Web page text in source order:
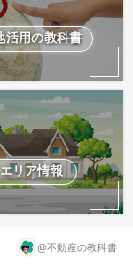
活用の教科書
エリア情報
@不動産の教科書